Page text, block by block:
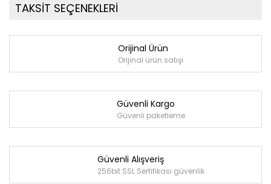
TAKSİT SEÇENEKLERİ
Orijinal Ürün
Orijinal ürün satışı
Güvenli Kargo
Güvenli paketleme
Güvenli Alışveriş
256bit SSL Sertifikası güvenlik